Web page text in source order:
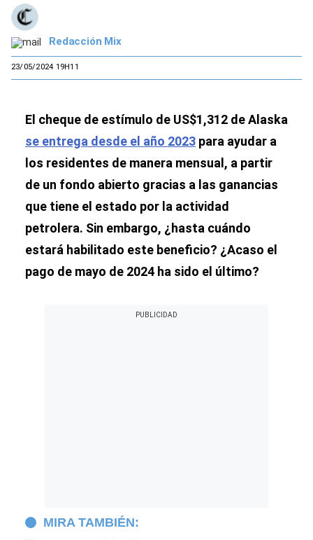
Redacción Mix
23/05/2024 19H11
El cheque de estímulo de US$1,312 de Alaska
se entrega desde el año 2023 para ayudar a
los residentes de manera mensual, a partir
de un fondo abierto gracias a las ganancias
que tiene el estado por la actividad
petrolera. Sin embargo, ¿hasta cuándo
estará habilitado este beneficio? ¿Acaso el
pago de mayo de 2024 ha sido el último?
MIRA TAMBIÉN: